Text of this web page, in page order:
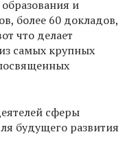
и
более 60 докладов,
что делает
самых крупных
сферы
будущего развития